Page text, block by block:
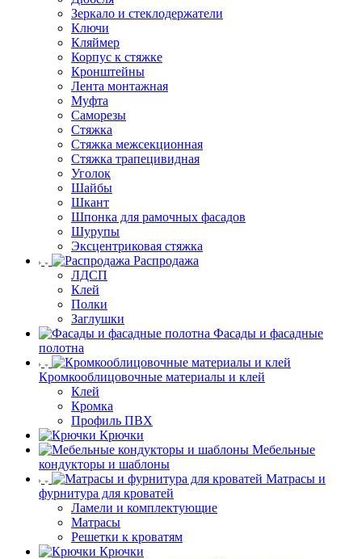
Зеркало и стеклодержатели
Ключи
Кляймер
Корпус к стяжке
Кронштейны
Лента монтажная
Муфта
Саморезы
Стяжка
Стяжка межсекционная
Стяжка трапецивидная
Уголок
Шайбы
Шкант
Шпонка для рамочных фасадов
Шурупы
Эксцентриковая стяжка
Распродажа
ЛДСП
Клей
Полки
Заглушки
Фасады и фасадные
полотна
Кромкооблицовочные материалы и клей
Клей
Кромка
Профиль ПВХ
Крючки
Мебельные
кондукторы и шаблоны
Матрасы и
фурнитура для кроватей
Ламели и комплектующие
Матрасы
Решетки к кроватям
Крючки